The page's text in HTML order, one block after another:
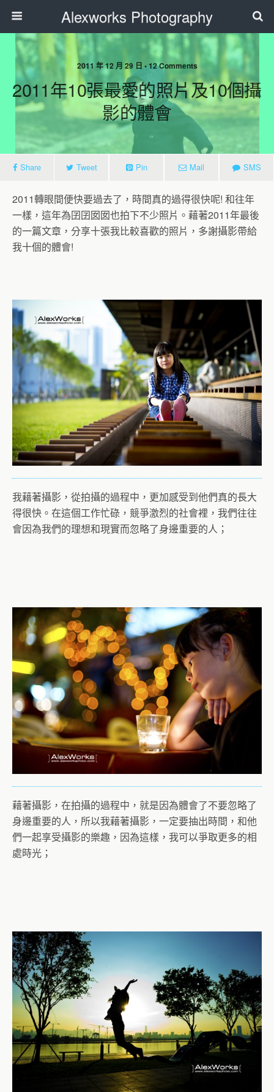
Alexworks Photography
2011 年 12 月 29 日 • 12 Comments
2011年10張最愛的照片及10個攝
影的體會
Share Tweet Pin Mail SMS
2011轉眼間便快要過去了，時間真的過得很快呢! 和往年
一樣，這年為囝囝囡囡也拍下不少照片。藉著2011年最後
的一篇文章，分享十張我比較喜歡的照片，多謝攝影帶給
我十個的體會!
我藉著攝影，從拍攝的過程中，更加感受到他們真的長大
得很快。在這個工作忙碌，競爭激烈的社會裡，我們往往
會因為我們的理想和現實而忽略了身邊重要的人；
藉著攝影，在拍攝的過程中，就是因為體會了不要忽略了
身邊重要的人，所以我藉著攝影，一定要抽出時間，和他
們一起享受攝影的樂趣，因為這樣，我可以爭取更多的相
處時光；